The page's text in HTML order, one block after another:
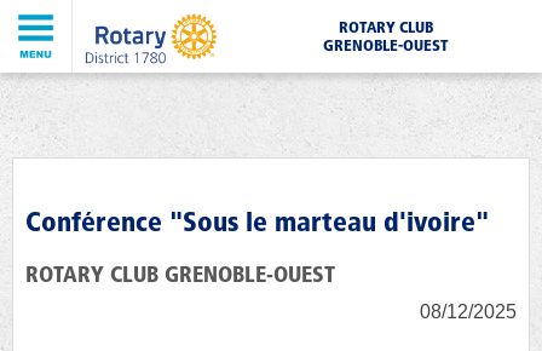
ROTARY CLUB
GRENOBLE-OUEST
Conférence "Sous le marteau d'ivoire"
ROTARY CLUB GRENOBLE-OUEST
08/12/2025